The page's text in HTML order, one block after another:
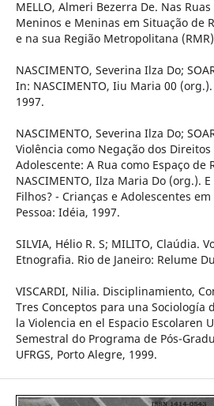
MELLO, Almeri Bezerra De. Nas
Meninos e Meninas em Situação de
e na sua Região Metropolitana
NASCIMENTO, Severina Ilza Do;
In: NASCIMENTO, Iiu Maria 00
1997.
NASCIMENTO, Severina Ilza Do;
Violência como Negação dos
Adolescente: A Rua como Espaço de
NASCIMENTO, Ilza Maria Do (org.).
Filhos? - Crianças e Adolescentes
Pessoa: Idéia, 1997.
SILVIA, Hélio R. S; MILITO, Claúdia.
Etnografia. Rio de Janeiro: Relume
VISCARDI, Nilia. Disciplinamiento,
Tres Conceptos para una Sociología
la Violencia en el Espacio Escolaren
Semestral do Programa de Pós-
UFRGS, Porto Alegre, 1999.